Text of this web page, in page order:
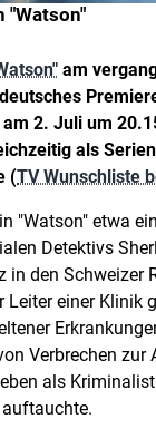
"Watson"
am
2. Juli um
als
(TV Wunschliste
"Watson" etwa
Detektivs
in den Schweizer
einer Klinik
Verbrechen
als